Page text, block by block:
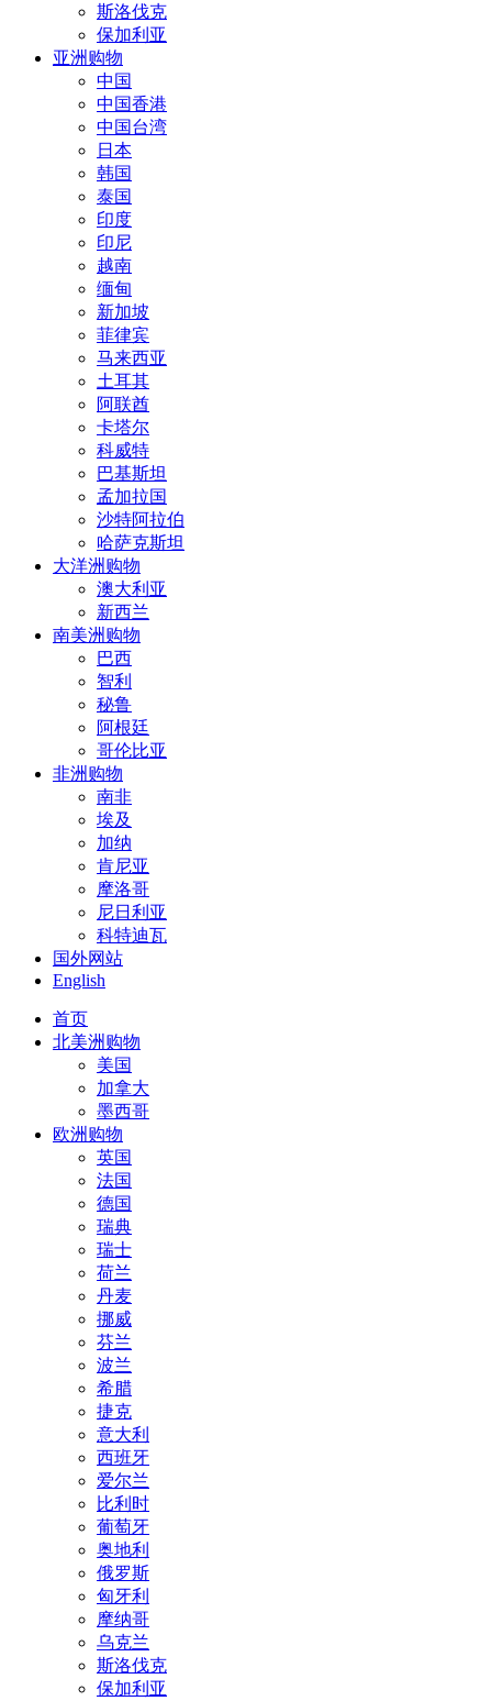
斯洛伐克
保加利亚
亚洲购物
中国
中国香港
中国台湾
日本
韩国
泰国
印度
印尼
越南
缅甸
新加坡
菲律宾
马来西亚
土耳其
阿联酋
卡塔尔
科威特
巴基斯坦
孟加拉国
沙特阿拉伯
哈萨克斯坦
大洋洲购物
澳大利亚
新西兰
南美洲购物
巴西
智利
秘鲁
阿根廷
哥伦比亚
非洲购物
南非
埃及
加纳
肯尼亚
摩洛哥
尼日利亚
科特迪瓦
国外网站
English
首页
北美洲购物
美国
加拿大
墨西哥
欧洲购物
英国
法国
德国
瑞典
瑞士
荷兰
丹麦
挪威
芬兰
波兰
希腊
捷克
意大利
西班牙
爱尔兰
比利时
葡萄牙
奥地利
俄罗斯
匈牙利
摩纳哥
乌克兰
斯洛伐克
保加利亚